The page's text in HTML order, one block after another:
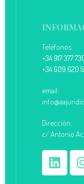
Teléfonos:
+34 917 377
+34 609 620
email:
Dirección:
c/ Antonio